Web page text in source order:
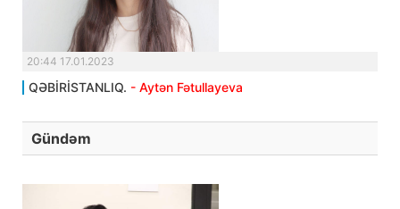
20:44 17.01.2023
QƏBİRİSTANLIQ. - Aytən Fətullayeva
Gündəm